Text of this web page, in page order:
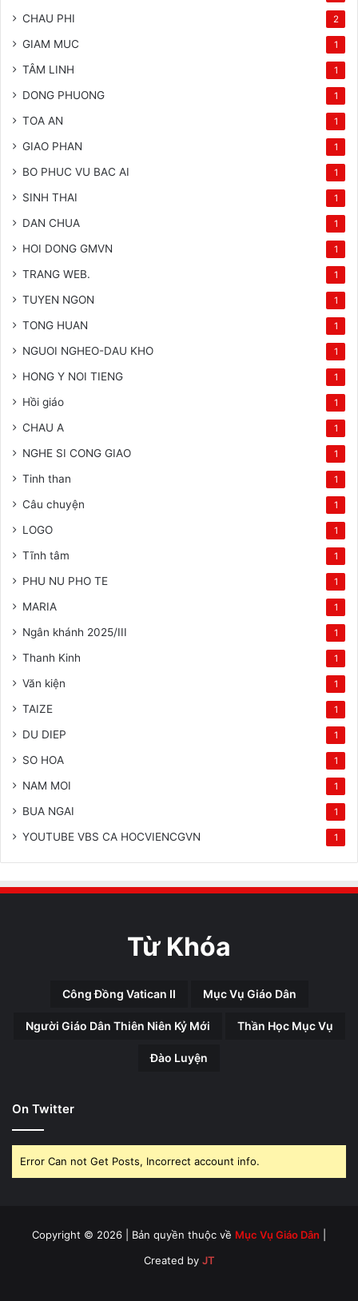
CHAU PHI 2
GIAM MUC 1
TÂM LINH 1
DONG PHUONG 1
TOA AN 1
GIAO PHAN 1
BO PHUC VU BAC AI 1
SINH THAI 1
DAN CHUA 1
HOI DONG GMVN 1
TRANG WEB. 1
TUYEN NGON 1
TONG HUAN 1
NGUOI NGHEO-DAU KHO 1
HONG Y NOI TIENG 1
Hồi giáo 1
CHAU A 1
NGHE SI CONG GIAO 1
Tinh than 1
Câu chuyện 1
LOGO 1
Tĩnh tâm 1
PHU NU PHO TE 1
MARIA 1
Ngân khánh 2025/III 1
Thanh Kinh 1
Văn kiện 1
TAIZE 1
DU DIEP 1
SO HOA 1
NAM MOI 1
BUA NGAI 1
YOUTUBE VBS CA HOCVIENCGVN 1
Từ Khóa
Công Đồng Vatican II Mục Vụ Giáo Dân
Người Giáo Dân Thiên Niên Kỷ Mới Thần Học Mục Vụ
Đào Luyện
On Twitter
Error Can not Get Posts, Incorrect account info.
Copyright © 2026 | Bản quyền thuộc về Mục Vụ Giáo Dân
Created by JT